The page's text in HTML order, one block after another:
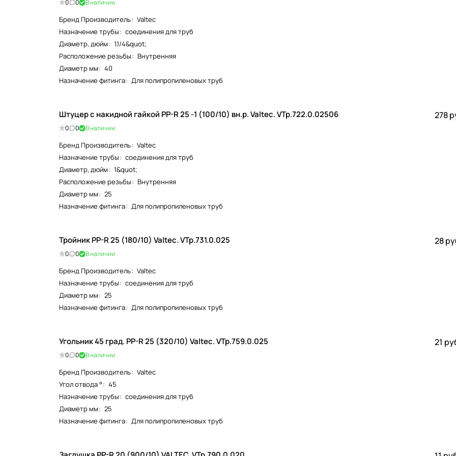
0 0 В наличии
Бренд Производитель: Valtec
Назначение трубы: соединения для труб
Диаметр, дюйм: 1.1/4&quot;
Расположение резьбы: Внутренняя
Диаметр мм: 40
Назначение фитинга: Для полипропиленовых труб
Штуцер с накидной гайкой PP-R 25 -1 (100/10) вн.р. Valtec. VTp.722.0.02506
0 0 В наличии
278
Бренд Производитель: Valtec
Назначение трубы: соединения для труб
Диаметр, дюйм: 1&quot;
Расположение резьбы: Внутренняя
Диаметр мм: 25
Назначение фитинга: Для полипропиленовых труб
Тройник PP-R 25 (180/10) Valtec. VTp.731.0.025
0 0 В наличии
28
Бренд Производитель: Valtec
Назначение трубы: соединения для труб
Диаметр мм: 25
Назначение фитинга: Для полипропиленовых труб
Угольник 45 град. PP-R 25 (320/10) Valtec. VTp.759.0.025
0 0 В наличии
21
Бренд Производитель: Valtec
Угол отвода °: 45
Назначение трубы: соединения для труб
Диаметр мм: 25
Назначение фитинга: Для полипропиленовых труб